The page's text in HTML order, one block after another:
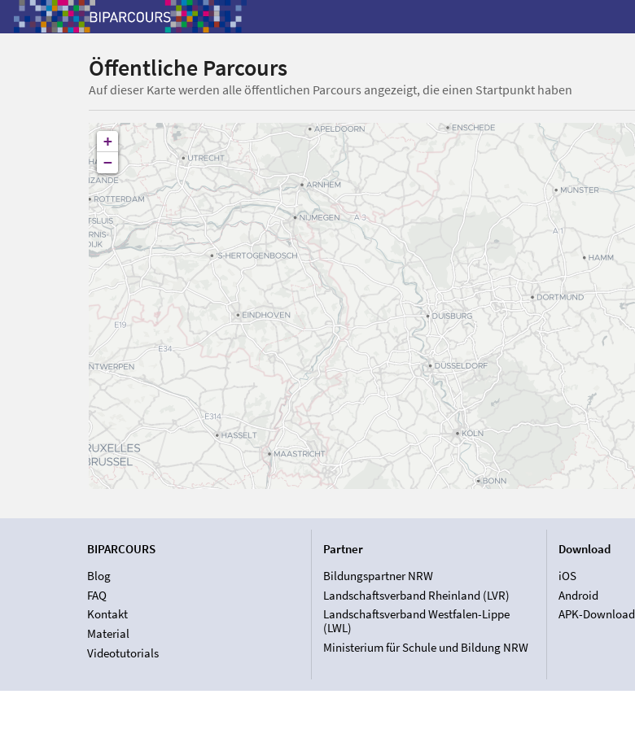
Öffentliche Parcours
Auf dieser Karte werden alle öffentlichen Parcours angezeigt, die einen Startpunkt haben
+
−
BIPARCOURS
Blog
FAQ
Kontakt
Material
Videotutorials
Partner
Bildungspartner NRW
Landschaftsverband Rheinland (LVR)
Landschaftsverband Westfalen-Lippe
(LWL)
Ministerium für Schule und Bildung NRW
Download
iOS
Android
APK-Download